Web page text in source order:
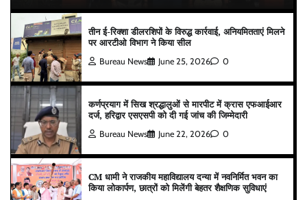
तीन ई-रिक्शा डीलरशिपों के विरुद्ध कार्रवाई, अनियमितताएं मिलने
पर आरटीओ विभाग ने किया सील
Bureau News June 25, 2026 0
कर्णप्रयाग में सिख श्रद्धालुओं से मारपीट में क्रास एफआईआर
दर्ज, हरिद्वार एसएसपी को दी गई जांच की जिम्मेदारी
Bureau News June 22, 2026 0
CM धामी ने राजकीय महाविद्यालय दन्या में नवनिर्मित भवन का
किया लोकार्पण, छात्रों को मिलेंगी बेहतर शैक्षणिक सुविधाएं